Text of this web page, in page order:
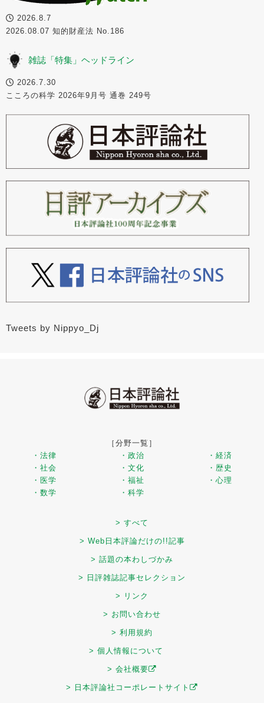
2026.8.7
2026.08.07 知的財産法 No.186
雑誌「特集」ヘッドライン
2026.7.30
こころの科学 2026年9月号 通巻 249号
Tweets by Nippyo_Dj
［分野一覧］
・法律
・政治
・経済
・社会
・文化
・歴史
・医学
・福祉
・心理
・数学
・科学
> すべて
> Web日本評論だけの!!記事
> 話題の本わしづかみ
> 日評雑誌記事セレクション
> リンク
> お問い合わせ
> 利用規約
> 個人情報について
> 会社概要
> 日本評論社コーポレートサイト